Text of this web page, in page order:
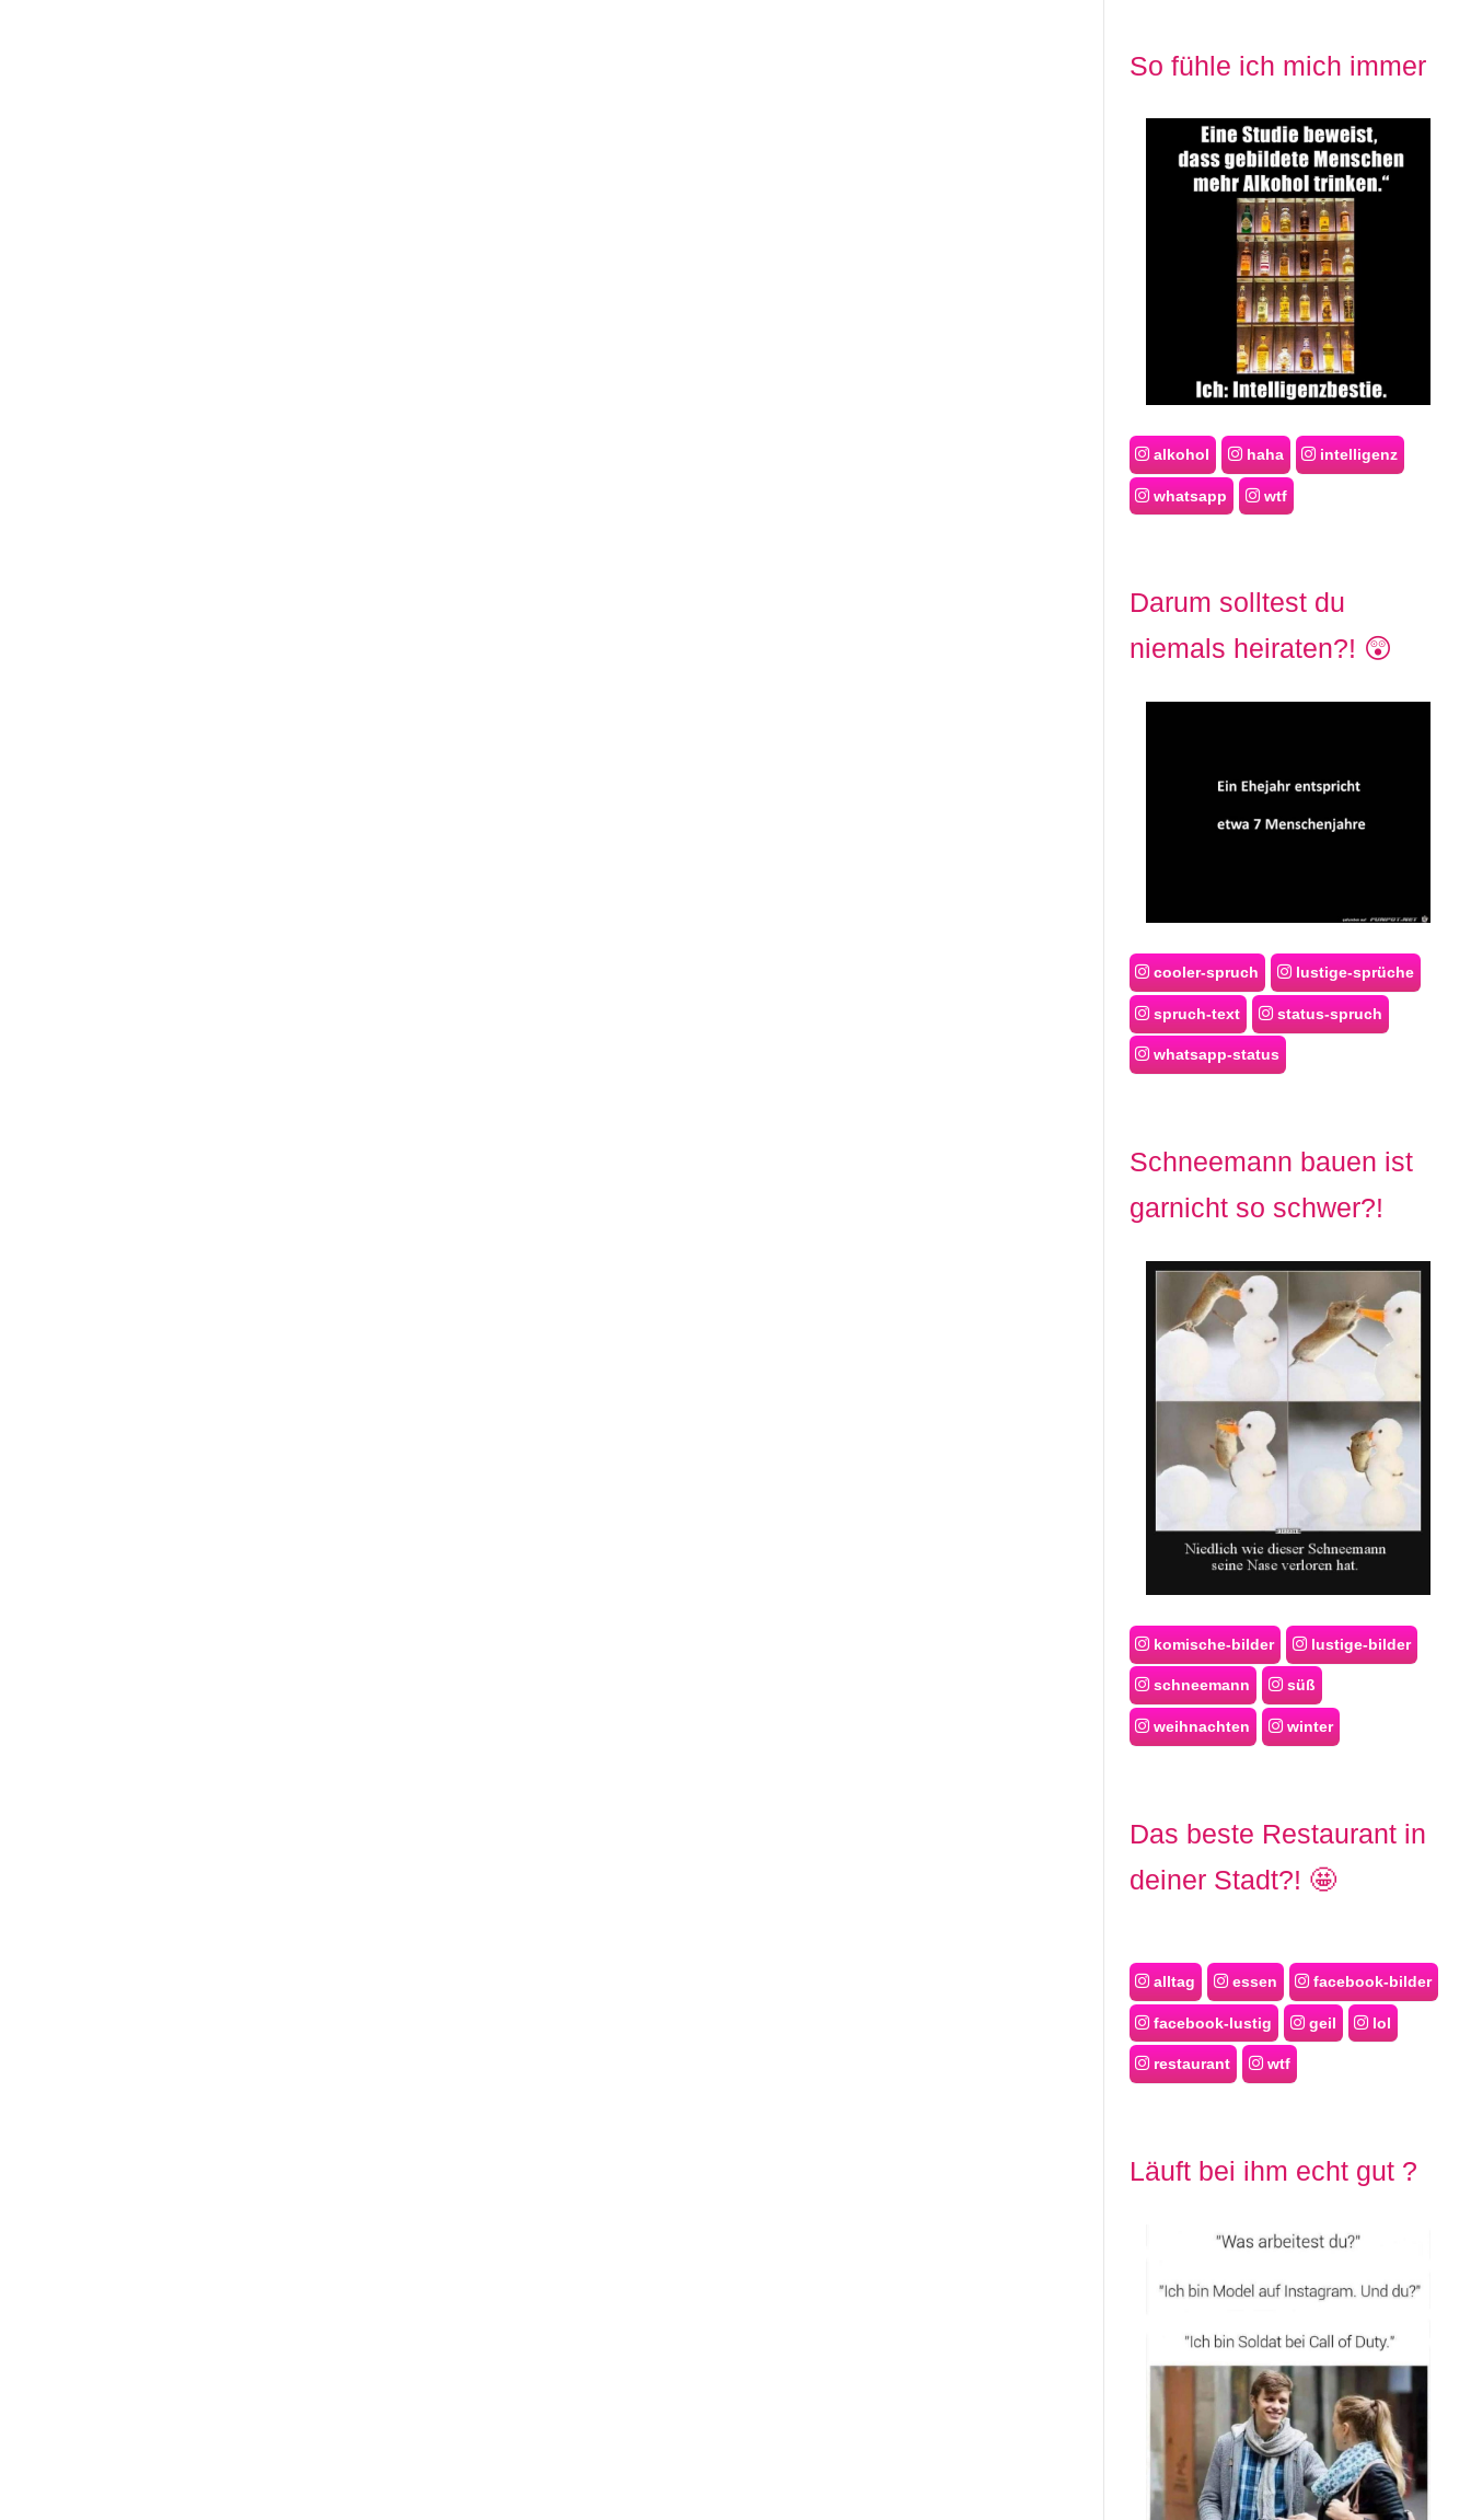
So fühle ich mich immer
alkohol haha intelligenz
whatsapp wtf
Darum solltest du
niemals heiraten?! 😲
cooler-spruch lustige-sprüche
spruch-text status-spruch
whatsapp-status
Schneemann bauen ist
garnicht so schwer?!
komische-bilder lustige-bilder
schneemann süß
weihnachten winter
Das beste Restaurant in
deiner Stadt?! 🤩
alltag essen facebook-bilder
facebook-lustig geil lol
restaurant wtf
Läuft bei ihm echt gut ?